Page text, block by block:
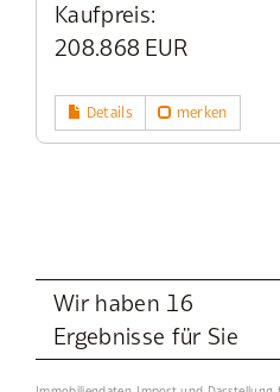
Kaufpreis:
208.868 EUR
Details merken
Wir haben 16
Ergebnisse für Sie